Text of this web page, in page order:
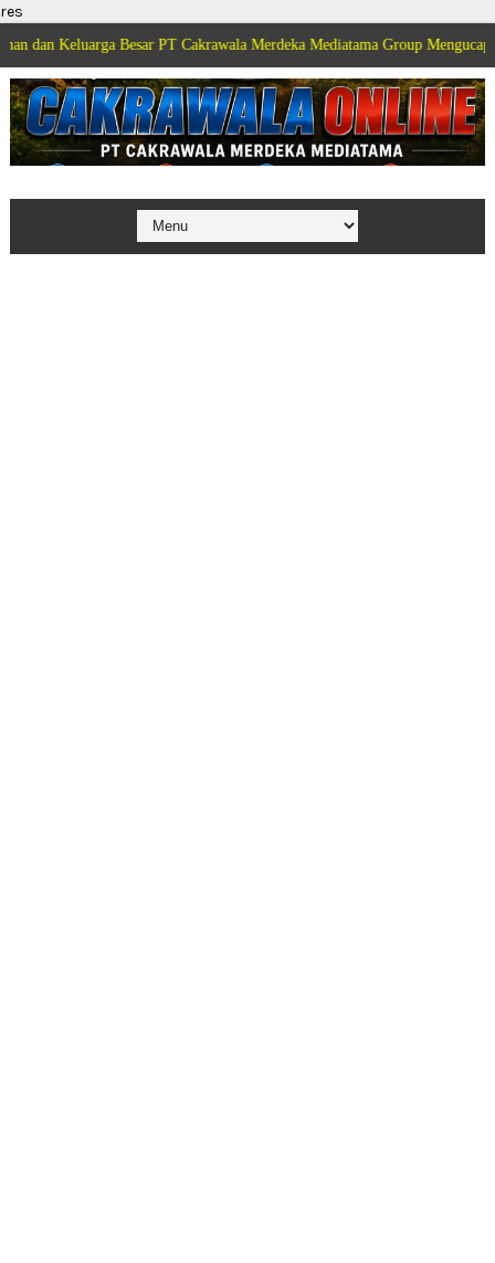
res
Besar PT Cakrawala Merdeka Mediatama Group Mengucapkan